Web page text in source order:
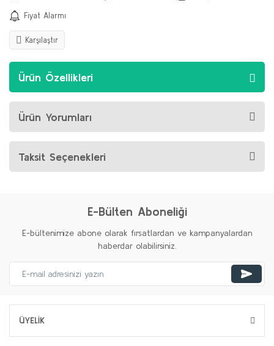
Fiyat Alarmı
Karşılaştır
Ürün Özellikleri
Ürün Yorumları
Taksit Seçenekleri
E-Bülten Aboneliği
E-bültenimize abone olarak fırsatlardan ve kampanyalardan
haberdar olabilirsiniz.
ÜYELİK